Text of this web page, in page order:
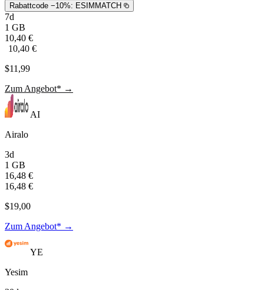
Rabattcode −10%: ESIMMATCH
7d
1 GB
10,40 €
10,40 €
$11,99
Zum Angebot* →
AI
Airalo
3d
1 GB
16,48 €
16,48 €
$19,00
Zum Angebot* →
YE
Yesim